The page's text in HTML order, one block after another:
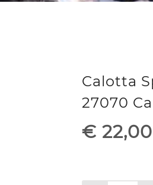
Calotta
27070
€ 22,00